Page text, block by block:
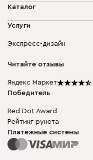
О компании
Доставка и оплата
диван.клуб
Карьера
Подарочные сертификаты
Мы в прессе
Каталог
Мягкая мебель
Бескаркасная мебель
Столы и стулья
Услуги
Экспресс-дизайн
Читайте отзывы
Яндекс Маркет
Победитель
Red Dot Award
Рейтинг рунета
Платежные системы